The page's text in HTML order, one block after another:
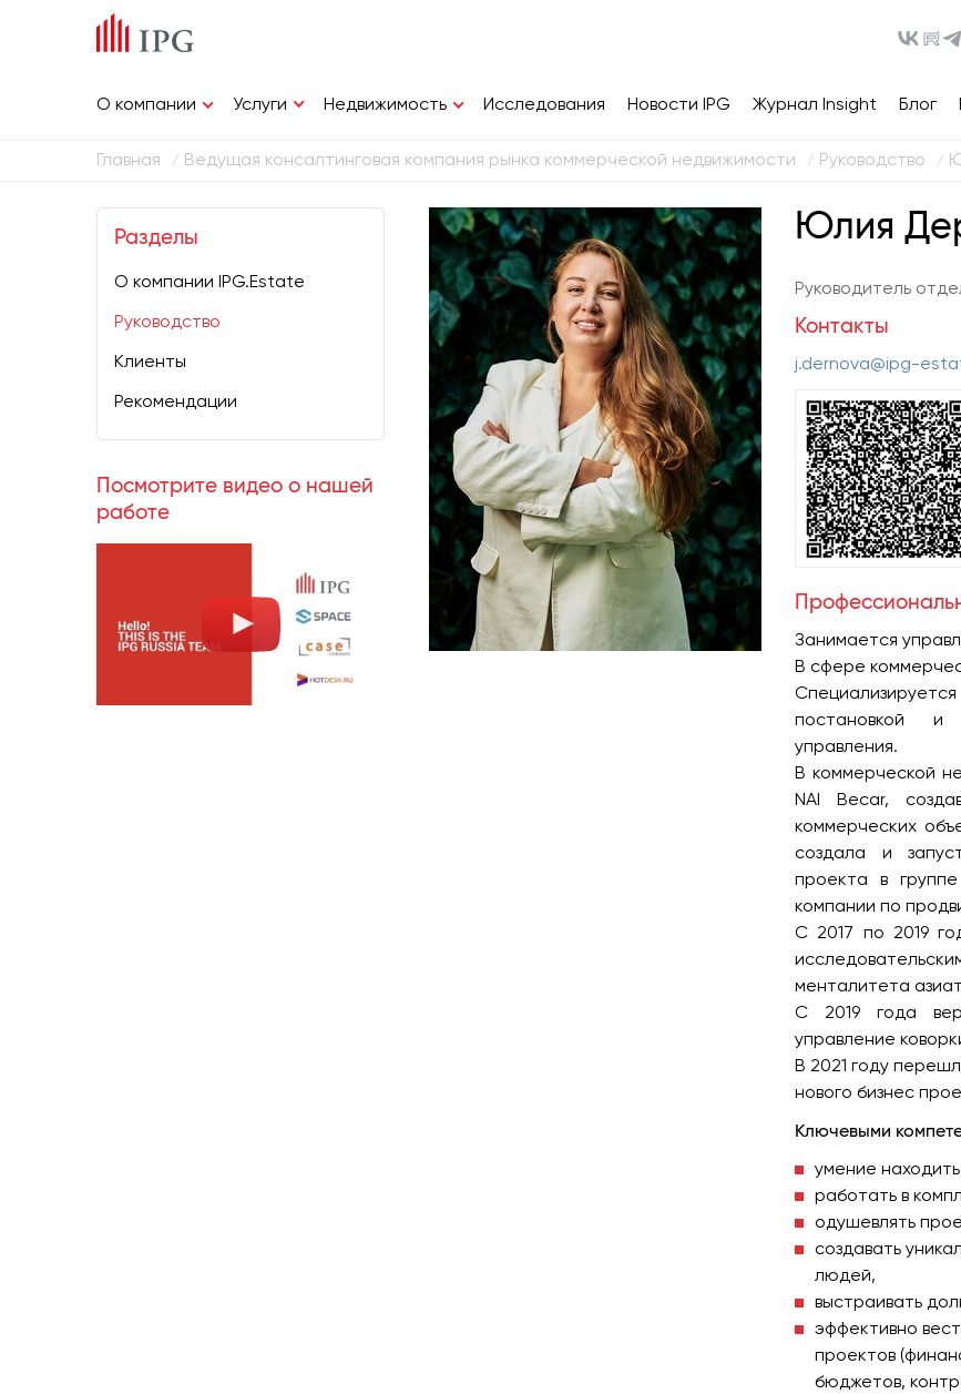
О компании Услуги Недвижимость Исследования Новости IPG Журнал Insight Блог
Главная / Ведущая консалтинговая компания рынка коммерческой недвижимости / Руководство /
Разделы
О компании IPG.Estate
Руководство
Клиенты
Рекомендации
Посмотрите видео о нашей
работе
Юлия
Руководитель
Контакты
j.dernova@ipg-
Занимается
В сфере
постановкой и
управления.
В коммерческой
NAI Becar,
коммерческих
создала и
проекта в
компании по
С 2017 по 2019
менталитета
С 2019 года
управление
В 2021 году
нового бизнес
Ключевыми
умение
работать в
одушевлять
создавать
людей,
выстраивать
эффективно
проектов
бюджетов,